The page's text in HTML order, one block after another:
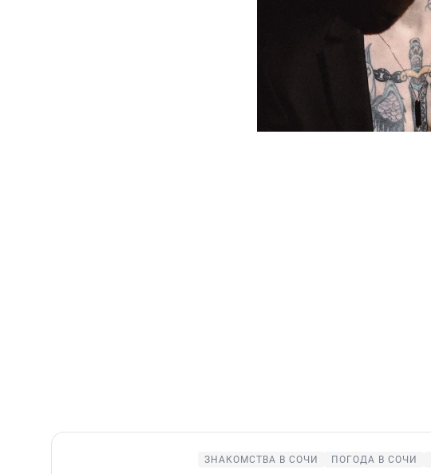
ЗНАКОМСТВА В СОЧИ ПОГОДА В СОЧИ